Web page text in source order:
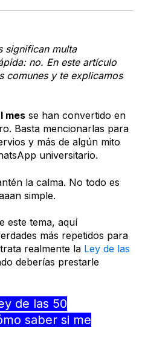
significan multa
no. En este artículo
comunes y te explicamos
mes se han convertido en
Basta mencionarlas para
y más de algún mito
universitario.
la calma. No todo es
simple.
este tema, aquí
más repetidos para
realmente la Ley de las
deberías prestarle
de las 50
saber si me